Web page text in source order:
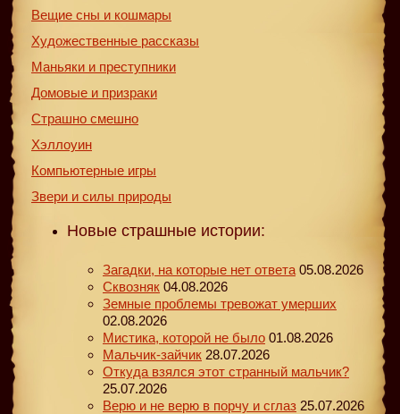
Вещие сны и кошмары
Художественные рассказы
Маньяки и преступники
Домовые и призраки
Страшно смешно
Хэллоуин
Компьютерные игры
Звери и силы природы
Новые страшные истории:
Загадки, на которые нет ответа 05.08.2026
Сквозняк 04.08.2026
Земные проблемы тревожат умерших
02.08.2026
Мистика, которой не было 01.08.2026
Мальчик-зайчик 28.07.2026
Откуда взялся этот странный мальчик?
25.07.2026
Верю и не верю в порчу и сглаз 25.07.2026